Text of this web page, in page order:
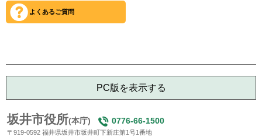
よくあるご質問
PC版を表示する
坂井市役所(本庁) 0776-66-1500
〒919-0592 福井県坂井市坂井町下新庄第1号1番地